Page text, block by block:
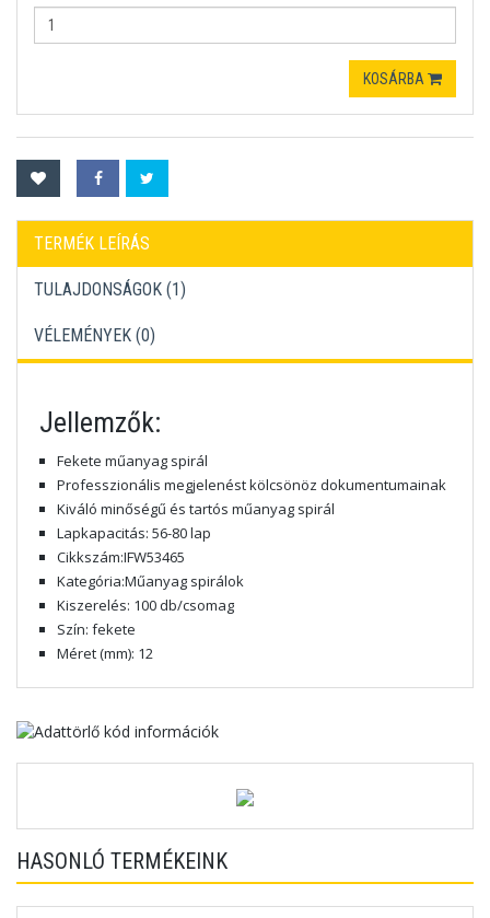
KOSÁRBA
TERMÉK LEÍRÁS
TULAJDONSÁGOK (1)
VÉLEMÉNYEK (0)
Jellemzők:
Fekete műanyag spirál
Professzionális megjelenést kölcsönöz dokumentumainak
Kiváló minőségű és tartós műanyag spirál
Lapkapacitás: 56-80 lap
Cikkszám:IFW53465
Kategória:Műanyag spirálok
Kiszerelés: 100 db/csomag
Szín: fekete
Méret (mm): 12
HASONLÓ TERMÉKEINK